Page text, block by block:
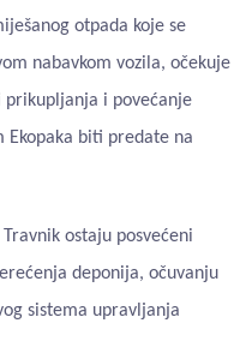
otpada koje se
nabavkom vozila, očekuje
prikupljanja i povećanje
Ekopaka biti predate na
ostaju posvećeni
deponija, očuvanju
sistema upravljanja